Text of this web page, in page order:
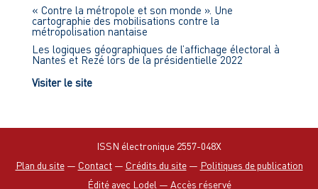
« Contre la métropole et son monde ». Une
cartographie des mobilisations contre la
métropolisation nantaise
Les logiques géographiques de l’affichage électoral à
Nantes et Rezé lors de la présidentielle 2022
Visiter le site
ISSN électronique 2557-048X
Plan du site— Contact— Crédits du site— Politiques de publication
Édité avec Lodel — Accès réservé